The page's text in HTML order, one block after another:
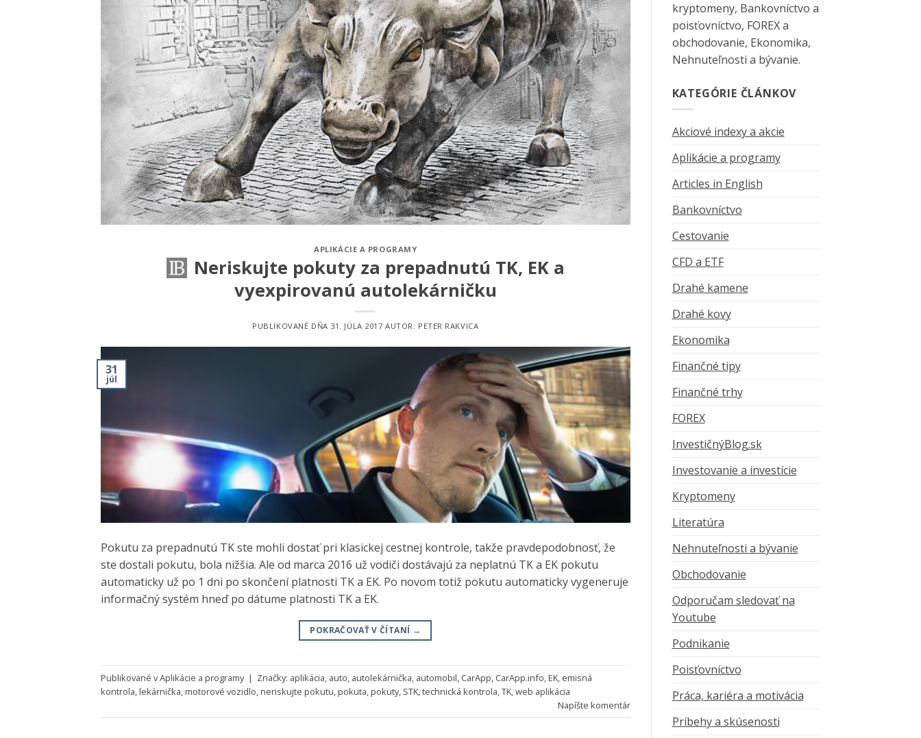
APLIKÁCIE A PROGRAMY
Neriskujte pokuty za prepadnutú TK, EK a
vyexpirovanú autolekárničku
PUBLIKOVANÉ DŇA 31. JÚLA 2017 AUTOR: PETER RAKVICA
31
júl
Pokutu za prepadnutú TK ste mohli dostať pri klasickej cestnej kontrole, takže pravdepodobnosť, že
ste dostali pokutu, bola nižšia. Ale od marca 2016 už vodiči dostávajú za neplatnú TK a EK pokutu
automaticky už po 1 dni po skončení platnosti TK a EK. Po novom totiž pokutu automaticky vygeneruje
informačný systém hneď po dátume platnosti TK a EK.
POKRAČOVAŤ V ČÍTANÍ →
Publikované vAplikácie a programy | Značky: aplikácia auto autolekárnička automobil CarApp CarApp.info EK emisná
kontrola lekárnička motorové vozidlo neriskujte pokutu pokuta pokuty, STK technická kontrola TK web aplikácia
Napíšte komentár
kryptomeny, Bankovníctvo a
poisťovníctvo, FOREX a
obchodovanie, Ekonomika,
Nehnuteľnosti a bývanie.
KATEGÓRIE ČLÁNKOV
Akciové indexy a akcie
Aplikácie a programy
Articles in English
Bankovníctvo
Cestovanie
CFD a ETF
Drahé kamene
Drahé kovy
Ekonomika
Finančné tipy
Finančné trhy
FOREX
InvestičnýBlog.sk
Investovanie a investície
Kryptomeny
Literatúra
Nehnuteľnosti a bývanie
Obchodovanie
Odporučam sledovať na
Youtube
Podnikanie
Poisťovníctvo
Práca, kariéra a motivácia
Príbehy a skúsenosti